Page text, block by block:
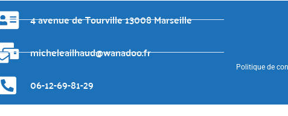
4 avenue de Tourville 13008 Marseille
micheleailhaud@wanadoo.fr
06-12-69-81-29
Politique de